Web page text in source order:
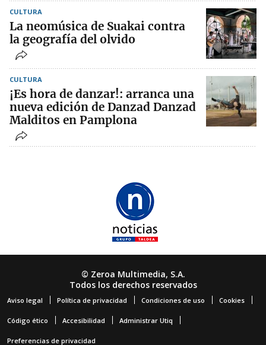
CULTURA
La neomúsica de Suakai contra
la geografía del olvido
CULTURA
¡Es hora de danzar!: arranca una
nueva edición de Danzad Danzad
Malditos en Pamplona
© Zeroa Multimedia, S.A.
Todos los derechos reservados
Aviso legal Política de privacidad Condiciones de uso Cookies
Código ético Accesibilidad Administrar Utiq
Preferencias de privacidad